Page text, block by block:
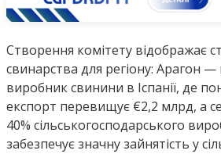
Створення комітету відображає
свинарства для регіону: Арагон
виробник свинини в Іспанії, де
експорт перевищує €2,2 млрд, а
40% сільськогосподарського
забезпечує значну зайнятість у